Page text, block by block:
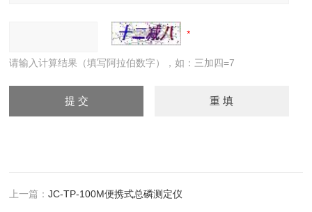
请输入计算结果（填写阿拉伯数字），如：三加四=7
上一篇：JC-TP-100M便携式总磷测定仪